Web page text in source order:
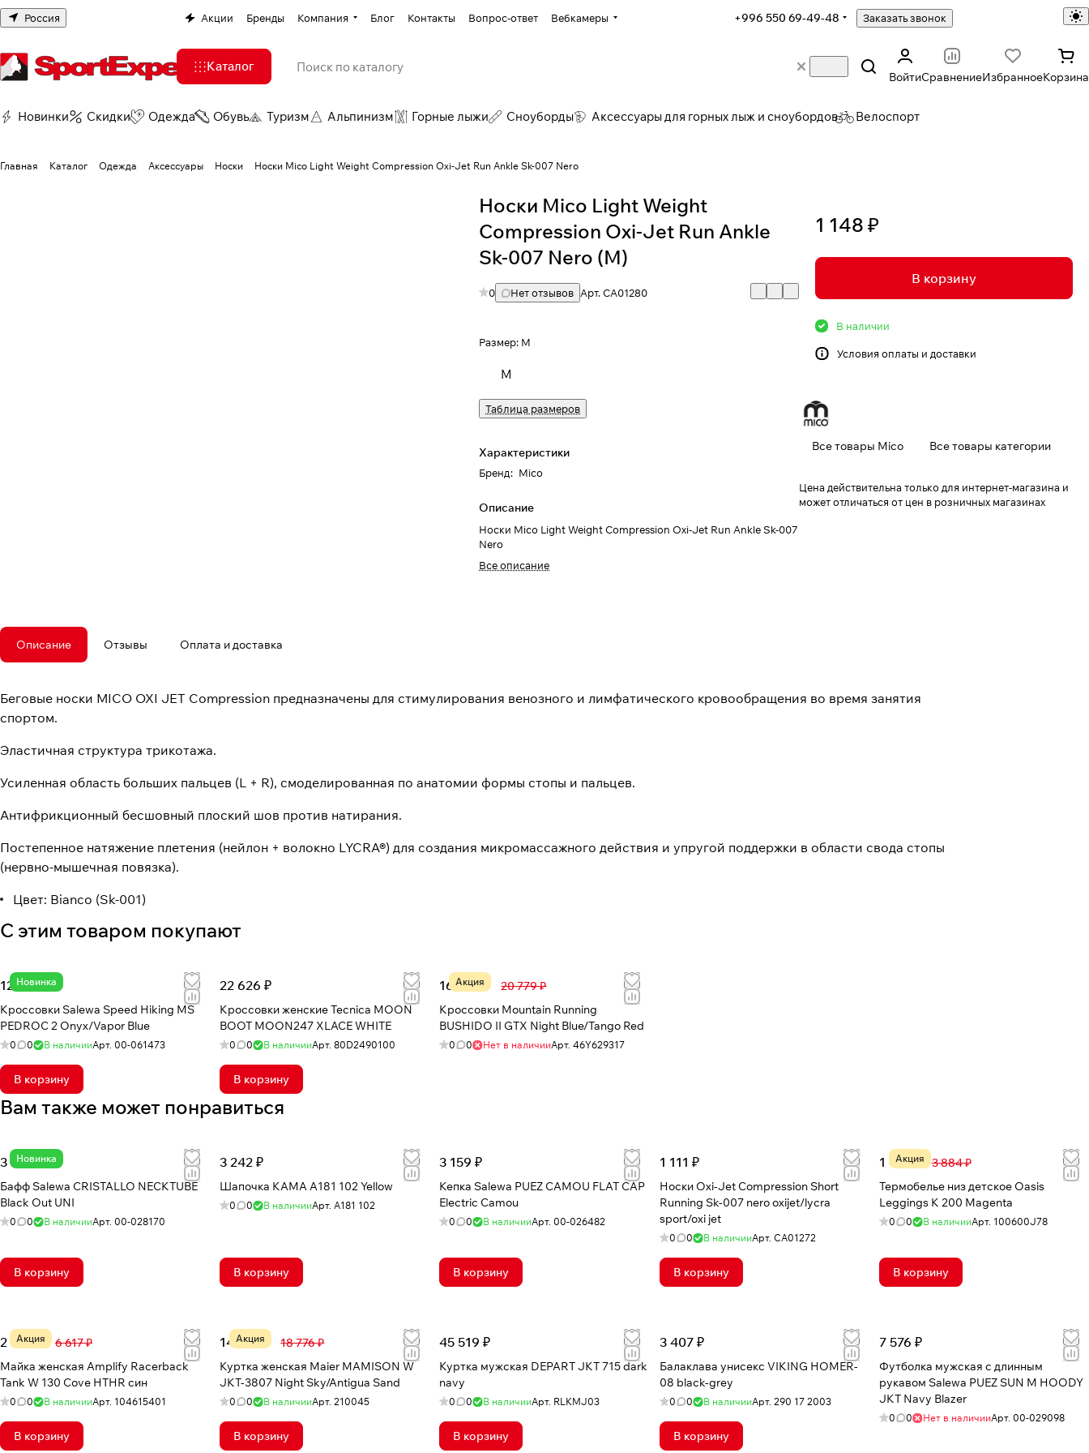
Россия Акции Бренды Компания Блог Контакты Вопрос-ответ Вебкамеры +996 550 69-49-48 Заказать звонок
Каталог
ВойтиСравнениеИзбранноеКорзина
Новинки Скидки Одежда Обувь Туризм Альпинизм Горные лыжи Сноуборды Аксессуары для горных лыж и сноубордов Велоспорт
Главная Каталог Одежда Аксессуары Носки Носки Mico Light Weight Compression Oxi-Jet Run Ankle Sk-007 Nero
Носки Mico Light Weight
Compression Oxi-Jet Run Ankle
Sk-007 Nero (M)
0 Нет отзывов Арт.CA01280
Размер: M
M
Таблица размеров
Характеристики
Бренд: Mico
Описание
Носки Mico Light Weight Compression Oxi-Jet Run Ankle Sk-007
Nero
Все описание
1 148 ₽
В корзину
В наличии
Условия оплаты и доставки
Все товары Mico Все товары категории
Цена действительна только для интернет-магазина и
может отличаться от цен в розничных магазинах
Описание Отзывы Оплата и доставка
Беговые носки MICO OXI JET Compression предназначены для стимулирования венозного и лимфатического кровообращения во время занятия
спортом.
Эластичная структура трикотажа.
Усиленная область больших пальцев (L + R), смоделированная по анатомии формы стопы и пальцев.
Антифрикционный бесшовный плоский шов против натирания.
Постепенное натяжение плетения (нейлон + волокно LYCRA®) для создания микромассажного действия и упругой поддержки в области свода стопы
(нервно-мышечная повязка).
Цвет: Bianco (Sk-001)
С этим товаром покупают
Новинка
12 571 ₽
Кроссовки Salewa Speed Hiking MS
PEDROC 2 Onyx/Vapor Blue
0 0 В наличииАрт. 00-061473
В корзину
22 626 ₽
Кроссовки женские Tecnica MOON
BOOT MOON247 XLACE WHITE
0 0 В наличииАрт.80D2490100
В корзину
Акция
16 308 ₽
20 779 ₽
Кроссовки Mountain Running
BUSHIDO II GTX Night Blue/Tango Red
0 0 Нет в наличииАрт.46Y629317
Вам также может понравиться
Новинка
3 884 ₽
Бафф Salewa CRISTALLO NECKTUBE
Black Out UNI
0 0 В наличииАрт. 00-028170
В корзину
3 242 ₽
Шапочка КАМА A181 102 Yellow
0 0 В наличииАрт.A181 102
В корзину
3 159 ₽
Кепка Salewa PUEZ CAMOU FLAT CAP
Electric Camou
0 0 В наличииАрт.00-026482
В корзину
1 111 ₽
Носки Oxi-Jet Compression Short
Running Sk-007 nero oxijet/lycra
sport/oxi jet
0 0 В наличииАрт. CA01272
В корзину
Акция
1 476 ₽
3 884 ₽
Термобелье низ детское Oasis
Leggings K 200 Magenta
0 0 В наличииАрт. 100600J78
В корзину
Акция
2 990 ₽
6 617 ₽
Майка женская Amplify Racerback
Tank W 130 Cove HTHR син
0 0 В наличииАрт. 104615401
В корзину
Акция
14 736 ₽
18 776 ₽
Куртка женская Maier MAMISON W
JKT-3807 Night Sky/Antigua Sand
0 0 В наличииАрт.210045
В корзину
45 519 ₽
Куртка мужская DEPART JKT 715 dark
navy
0 0 В наличииАрт. RLKMJ03
В корзину
3 407 ₽
Балаклава унисекс VIKING HOMER-
08 black-grey
0 0 В наличииАрт. 290 17 2003
В корзину
7 576 ₽
Футболка мужская с длинным
рукавом Salewa PUEZ SUN M HOODY
JKT Navy Blazer
0 0 Нет в наличииАрт. 00-029098